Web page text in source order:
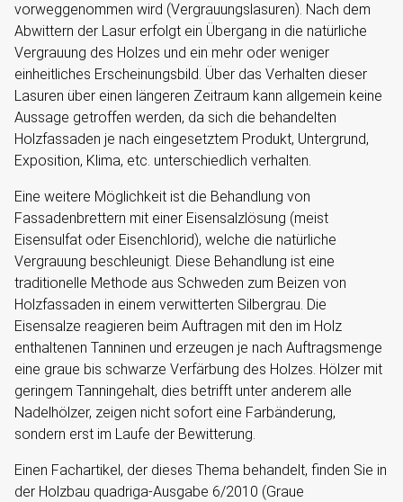
vorweggenommen wird (Vergrauungslasuren). Nach dem
Abwittern der Lasur erfolgt ein Übergang in die natürliche
Vergrauung des Holzes und ein mehr oder weniger
einheitliches Erscheinungsbild. Über das Verhalten dieser
Lasuren über einen längeren Zeitraum kann allgemein keine
Aussage getroffen werden, da sich die behandelten
Holzfassaden je nach eingesetztem Produkt, Untergrund,
Exposition, Klima, etc. unterschiedlich verhalten.
Eine weitere Möglichkeit ist die Behandlung von
Fassadenbrettern mit einer Eisensalzlösung (meist
Eisensulfat oder Eisenchlorid), welche die natürliche
Vergrauung beschleunigt. Diese Behandlung ist eine
traditionelle Methode aus Schweden zum Beizen von
Holzfassaden in einem verwitterten Silbergrau. Die
Eisensalze reagieren beim Auftragen mit den im Holz
enthaltenen Tanninen und erzeugen je nach Auftragsmenge
eine graue bis schwarze Verfärbung des Holzes. Hölzer mit
geringem Tanningehalt, dies betrifft unter anderem alle
Nadelhölzer, zeigen nicht sofort eine Farbänderung,
sondern erst im Laufe der Bewitterung.
Einen Fachartikel, der dieses Thema behandelt, finden Sie in
der Holzbau quadriga-Ausgabe 6/2010 (Graue